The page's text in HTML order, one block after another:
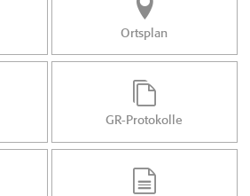
Ortsplan
GR-Protokolle